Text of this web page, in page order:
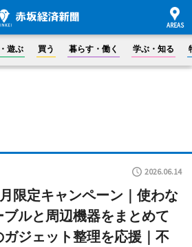
遊ぶ 買う 暮らす・働く 学ぶ・知る
2026.06.14
限定キャンペーン｜使わな
ブルと周辺機器をまとめて
ガジェット整理を応援｜不